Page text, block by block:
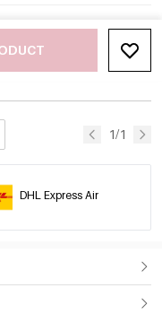
1/1
DHL Express Air